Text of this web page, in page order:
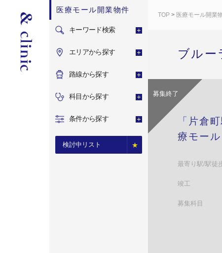
医療モール開業物件
キーワード検索
エリアから探す
路線から探す
科目から探す
条件から探す
検討中リスト
TOP > 医療モール開業
ブルー
「片倉
療モール
最寄り駅/駅徒
竣工
募集科目
募集終了